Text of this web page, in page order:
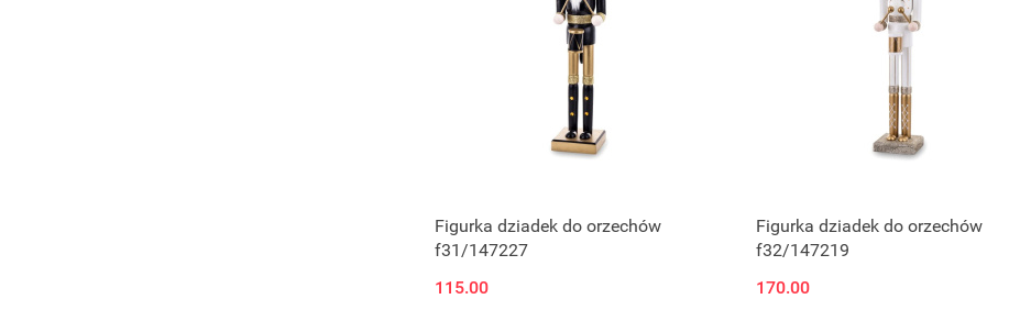
Produkt niedostępny
Figurka dziadek do orzechów
f31/147227
115.00
Produkt niedostępny
Figurka dziadek do orzechów
f32/147219
170.00